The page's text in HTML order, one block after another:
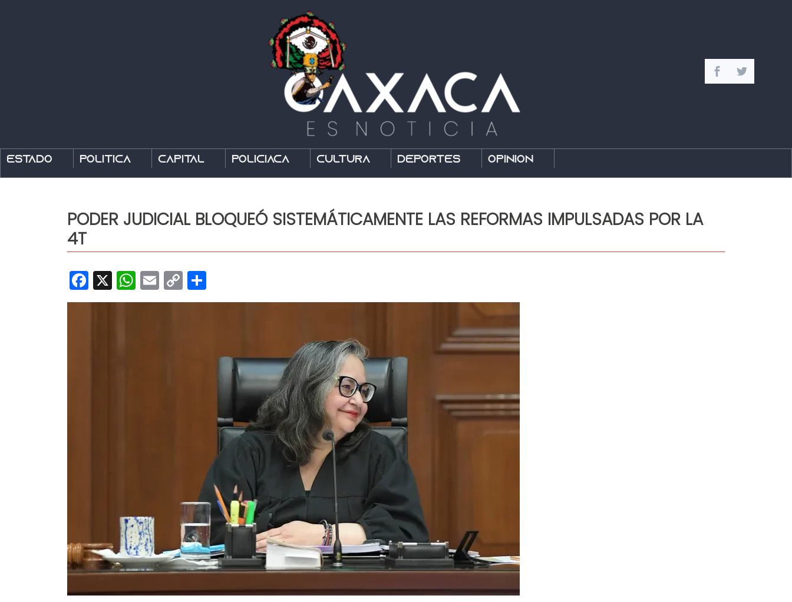
Estado Política Capital Policíaca Cultura Deportes Opinión
PODER JUDICIAL BLOQUEÓ SISTEMÁTICAMENTE LAS REFORMAS IMPULSADAS POR LA
4T
Facebook
X WhatsApp
Email
Copy
Link